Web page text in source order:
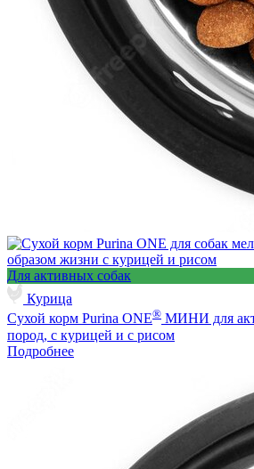
Для активных собак
Курица
Сухой корм Purina ONE® МИНИ для
пород, с курицей и с рисом
Подробнее